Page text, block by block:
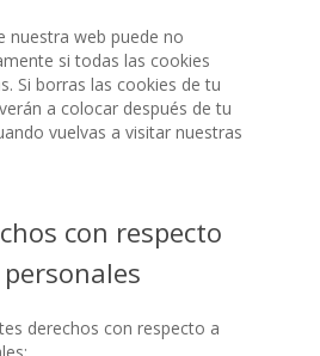
nuestra web puede no
si todas las cookies
Si borras las cookies de tu
a colocar después de tu
vuelvas a visitar nuestras
con respecto
derechos con respecto a
nominales,
válvulas de
eléctricas se
necesidades de
proyecto,
Posicionadores